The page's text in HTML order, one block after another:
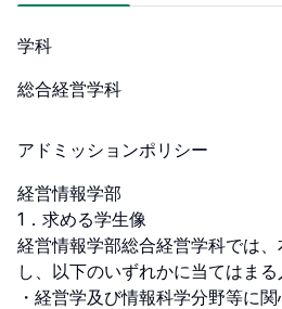
学科
総合経営学科
アドミッションポリシー
経営情報学部
1．求める学生像
経営情報学部総合経営学科では
し、以下のいずれかに当てはまる
・経営学及び情報科学分野等に